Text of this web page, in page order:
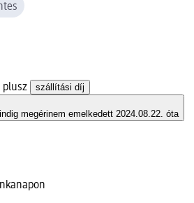
plusz szállítási díj
megérinem emelkedett 2024.08.22. óta